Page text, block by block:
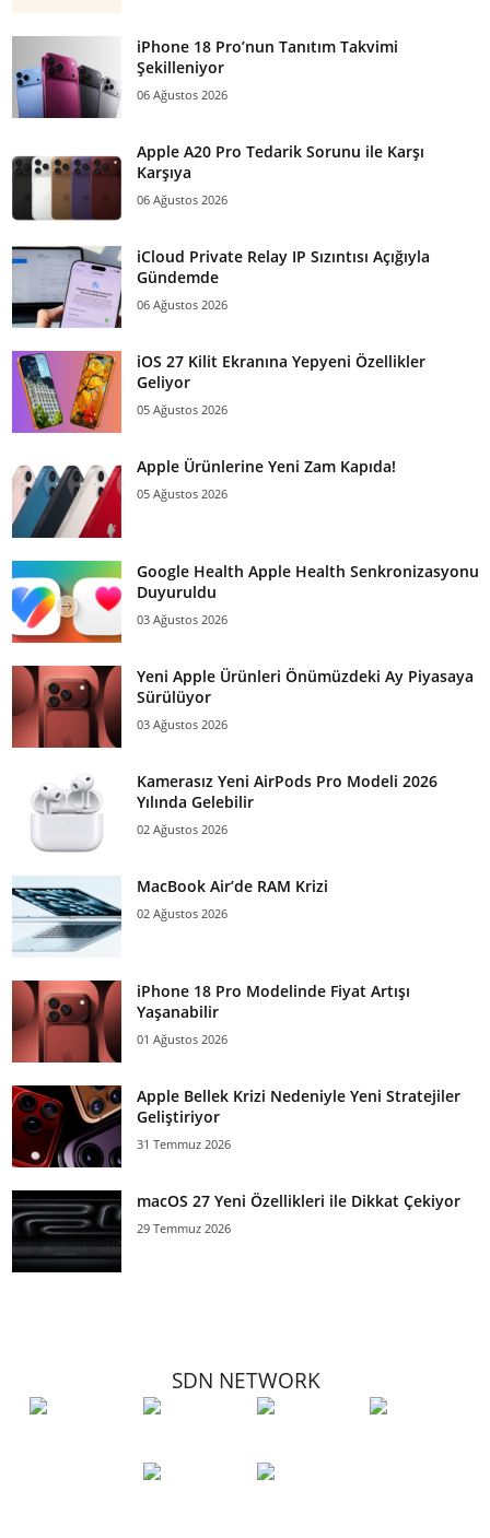
iPhone 18 Pro’nun Tanıtım Takvimi
Şekilleniyor
06 Ağustos 2026
Apple A20 Pro Tedarik Sorunu ile Karşı
Karşıya
06 Ağustos 2026
iCloud Private Relay IP Sızıntısı Açığıyla
Gündemde
06 Ağustos 2026
iOS 27 Kilit Ekranına Yepyeni Özellikler
Geliyor
05 Ağustos 2026
Apple Ürünlerine Yeni Zam Kapıda!
05 Ağustos 2026
Google Health Apple Health Senkronizasyonu
Duyuruldu
03 Ağustos 2026
Yeni Apple Ürünleri Önümüzdeki Ay Piyasaya
Sürülüyor
03 Ağustos 2026
Kamerasız Yeni AirPods Pro Modeli 2026
Yılında Gelebilir
02 Ağustos 2026
MacBook Air’de RAM Krizi
02 Ağustos 2026
iPhone 18 Pro Modelinde Fiyat Artışı
Yaşanabilir
01 Ağustos 2026
Apple Bellek Krizi Nedeniyle Yeni Stratejiler
Geliştiriyor
31 Temmuz 2026
macOS 27 Yeni Özellikleri ile Dikkat Çekiyor
29 Temmuz 2026
SDN NETWORK